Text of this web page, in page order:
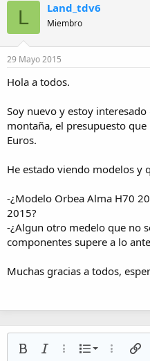
o
h
a
e
i
o
L Land_tdv6
Miembro
29 Mayo 2015
Hola a todos.
Soy nuevo y estoy
montaña, el presupuesto
Euros.
He estado viendo modelos y
-¿Modelo Orbea Alma H70
2015?
-¿Algun otro medelo que no
componentes supere a lo
Muchas gracias a todos,
NegritaCursivaMás opciones…
Lista
Lista
Más